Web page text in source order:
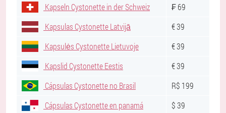
Kapseln Cystonette in der Schweiz
₣ 69
Kapsulas Cystonette Latvijā
€ 39
Kapsulės Cystonette Lietuvoje
€ 39
Kapslid Cystonette Eestis
€ 39
Cápsulas Cystonette no Brasil
R$ 199
Cápsulas Cystonette en panamá
$ 39